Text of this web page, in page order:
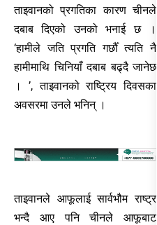
ताइवानको प्रगतिका कारण चीनले
दबाब दिएको उनको भनाई छ ।
‘हामीले जति प्रगति गर्छौँ त्यति नै
हामीमाथि चिनियाँ दबाब बढ्दै जानेछ
। ’, ताइवानको राष्ट्रिय दिवसका
अवसरमा उनले भनिन् ।
ताइवानले आफूलाई सार्वभौम राष्ट्र
भन्दै आए पनि चीनले आफूबाट